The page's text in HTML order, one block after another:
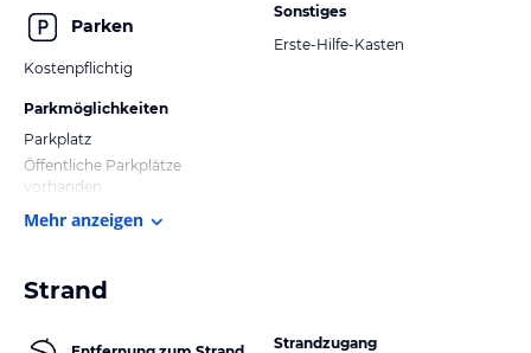
Parken
Kostenpflichtig
Parkmöglichkeiten
Parkplatz
Öffentliche Parkplätze
vorhanden
Sonstiges
Erste-Hilfe-Kasten
Mehr anzeigen
Strand
Strandzugang